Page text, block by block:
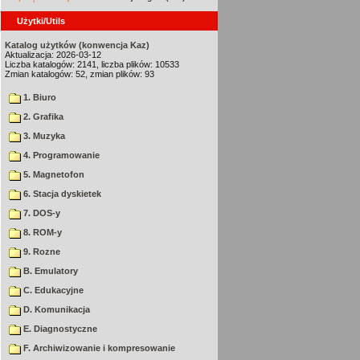
Użytki/Utils
Katalog użytków (konwencja Kaz)
Aktualizacja: 2026-03-12
Liczba katalogów: 2141, liczba plików: 10533
Zmian katalogów: 52, zmian plików: 93
1. Biuro
2. Grafika
3. Muzyka
4. Programowanie
5. Magnetofon
6. Stacja dyskietek
7. DOS-y
8. ROM-y
9. Rozne
B. Emulatory
C. Edukacyjne
D. Komunikacja
E. Diagnostyczne
F. Archiwizowanie i kompresowanie